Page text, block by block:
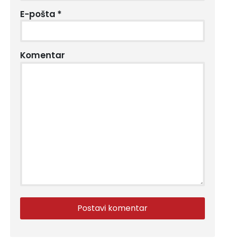
E-pošta *
Komentar